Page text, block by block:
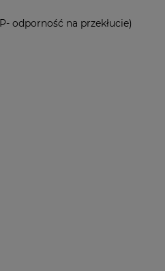
odporność na przekłucie)